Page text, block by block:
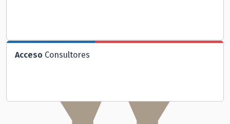
Acceso Consultores